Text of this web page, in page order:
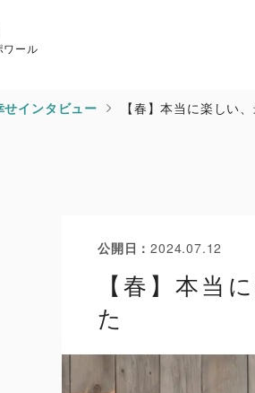
ワール
せインタビュー 【春】本当に楽しい
公開日 2024.07.12
【春】本当
た